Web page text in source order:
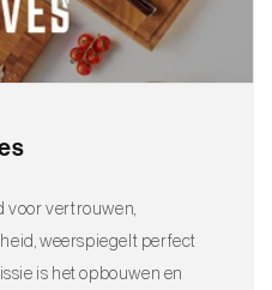
voor vertrouwen,
weerspiegelt perfect
is het opbouwen en